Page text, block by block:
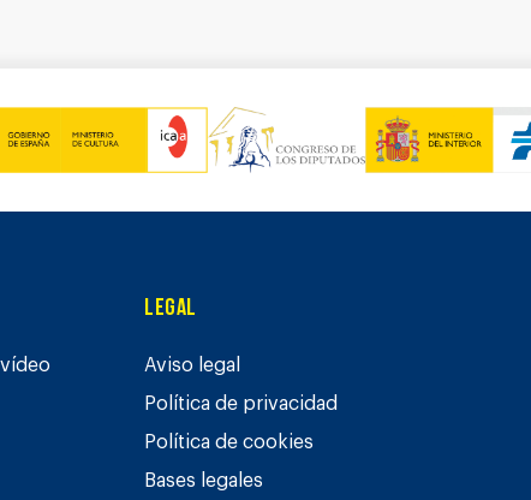
Legal
Aviso legal
Política de privacidad
Política de cookies
Bases legales